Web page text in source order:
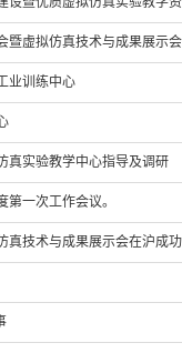
暨虚拟仿真技术与成果展示
业训练中心
真实验教学中心指导及调研
一次工作会议。
真技术与成果展示会在沪成